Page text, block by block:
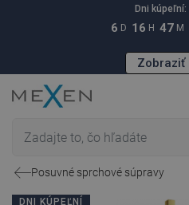
Dni kúpeľní:
6 D 16 H 47 M
Zobraziť
Posuvné sprchové súpravy
DNI KÚPEĽNÍ